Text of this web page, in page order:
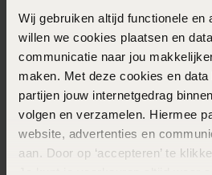
Wij gebruiken altijd functionele
willen we cookies plaatsen en
communicatie naar jou
maken. Met deze cookies en
partijen jouw internetgedrag
volgen en verzamelen. Hiermee
website, advertenties en
aan. Door op ‘accepteren’ te